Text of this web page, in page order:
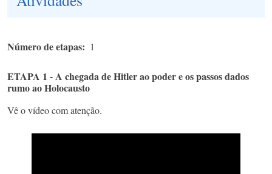
Número de etapas 1
ETAPA 1 - A chegada de Hitler ao poder e os passos dados
rumo ao Holocausto
Vê o vídeo com atenção.